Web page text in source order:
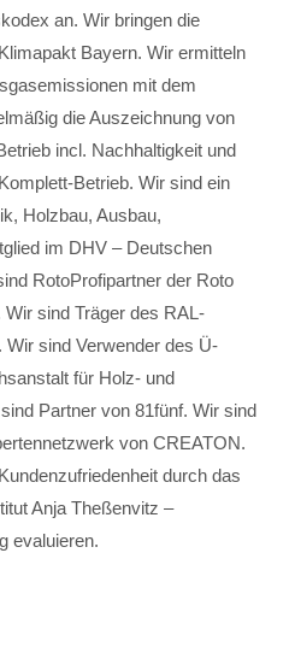
an. Wir bringen die
Bayern. Wir ermitteln
mit dem
die Auszeichnung von
incl. Nachhaltigkeit und
Betrieb. Wir sind ein
Holzbau, Ausbau,
im DHV – Deutschen
RotoProfipartner der Roto
sind Träger des RAL-
sind Verwender des Ü-
für Holz- und
Partner von 81fünf. Wir sind
von CREATON.
durch das
Anja Theßenvitz –
evaluieren.